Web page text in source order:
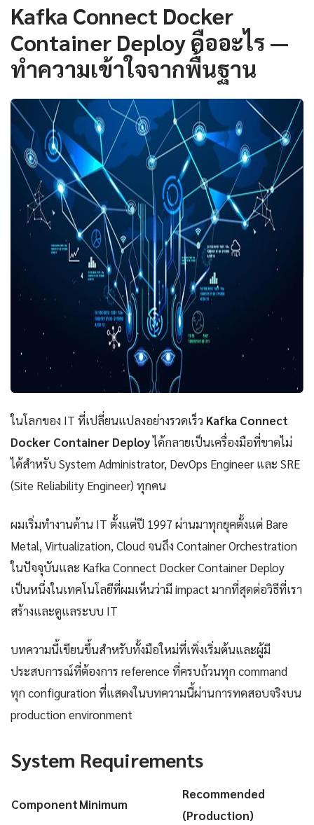
Kafka Connect Docker
Container Deploy คืออะไร —
ทำความเข้าใจจากพื้นฐาน
ในโลกของ IT ที่เปลี่ยนแปลงอย่างรวดเร็ว Kafka Connect
Docker Container Deployได้กลายเป็นเครื่องมือที่ขาดไม่
ได้สำหรับ System Administrator, DevOps Engineer และ SRE
(Site Reliability Engineer) ทุกคน
ผมเริ่มทำงานด้าน IT ตั้งแต่ปี 1997 ผ่านมาทุกยุคตั้งแต่ Bare
Metal, Virtualization, Cloud จนถึง Container Orchestration
ในปัจจุบันและ Kafka Connect Docker Container Deploy
เป็นหนึ่งในเทคโนโลยีที่ผมเห็นว่ามี impact มากที่สุดต่อวิธีที่เรา
สร้างและดูแลระบบ IT
บทความนี้เขียนขึ้นสำหรับทั้งมือใหม่ที่เพิ่งเริ่มต้นและผู้มี
ประสบการณ์ที่ต้องการ reference ที่ครบถ้วนทุก command
ทุก configuration ที่แสดงในบทความนี้ผ่านการทดสอบจริงบน
production environment
System Requirements
ComponentMinimum
Recommended
(Production)